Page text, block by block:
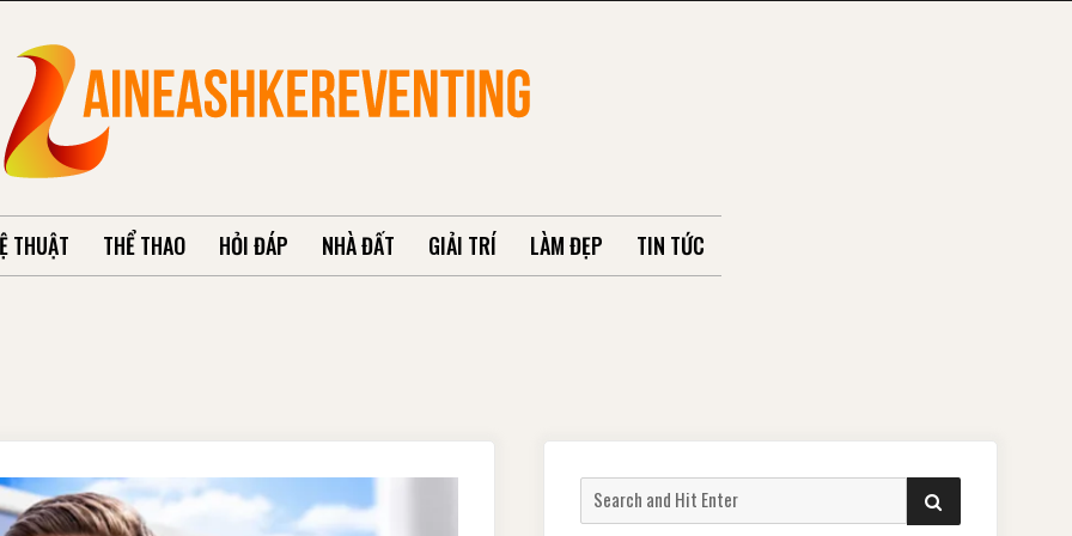
THUẬT THỂ THAO HỎI ĐÁP NHÀ ĐẤT GIẢI TRÍ LÀM ĐẸP TIN TỨC
Search
for:
SEARCH